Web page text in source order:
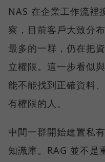
NAS 在企業工作流裡
察，目前客戶大致分
最多的一群，仍在把
立權限。這一步看似
能不能找到正確資料
有權限的人。
中間一群開始建置私
知識庫。RAG 並不是